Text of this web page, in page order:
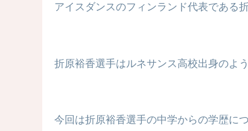
アイスダンスのフィンランド代表である折
折原裕香選手はルネサンス高校出身のよ
今回は折原裕香選手の中学からの学歴に